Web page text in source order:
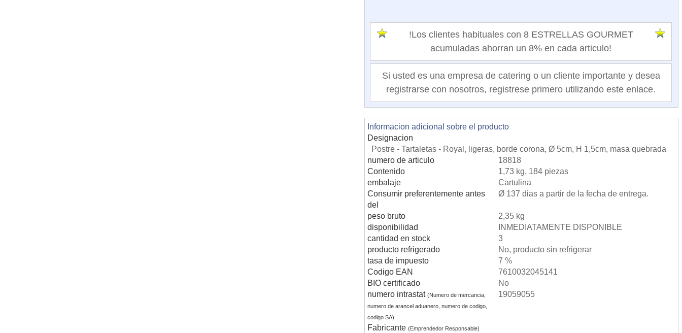
!Los clientes habituales con 8 ESTRELLAS GOURMET
acumuladas ahorran un 8% en cada articulo!
Si usted es una empresa de catering o un cliente importante y desea
registrarse con nosotros, registrese primero utilizando este enlace.
Informacion adicional sobre el producto
Designacion
Postre - Tartaletas - Royal, ligeras, borde corona, Ø 5cm, H 1,5cm, masa quebrada
numero de articulo
18818
Contenido
1,73 kg, 184 piezas
embalaje
Cartulina
Consumir preferentemente antes
del
Ø 137 dias a partir de la fecha de entrega.
peso bruto
2,35 kg
disponibilidad
INMEDIATAMENTE DISPONIBLE
cantidad en stock
3
producto refrigerado
No, producto sin refrigerar
tasa de impuesto
7 %
Codigo EAN
7610032045141
BIO certificado
No
numero intrastat(Numero de mercancia,
numero de arancel aduanero, numero de codigo,
codigo SA)
19059055
Fabricante(Emprendedor Responsable)